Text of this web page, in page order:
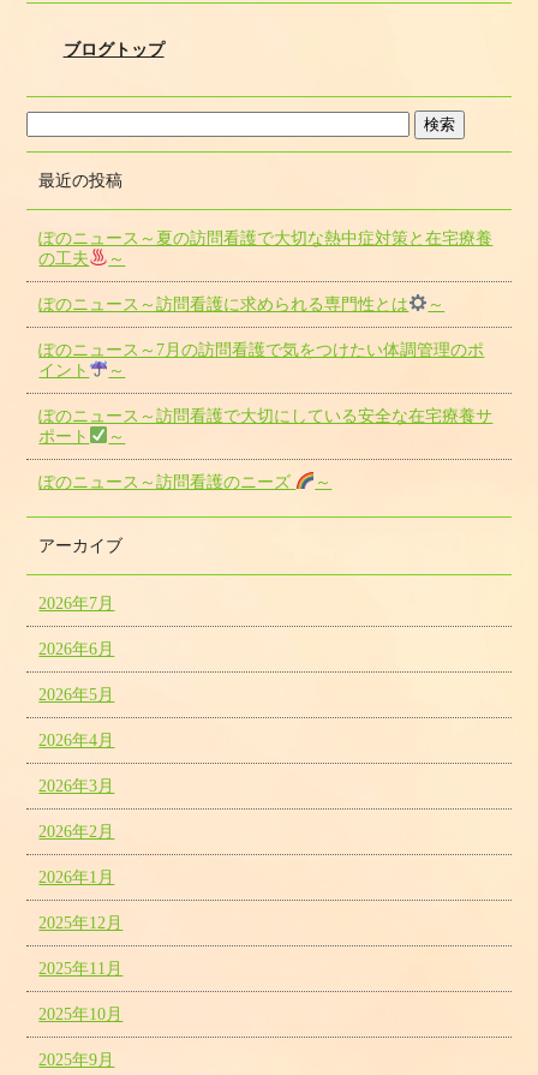
ブログトップ
最近の投稿
ぽのニュース～夏の訪問看護で大切な熱中症対策と在宅療養
の工夫
～
ぽのニュース～訪問看護に求められる専門性とは ～
ぽのニュース～7月の訪問看護で気をつけたい体調管理のポ
イント
～
ぽのニュース～訪問看護で大切にしている安全な在宅療養サ
ポート
～
ぽのニュース～訪問看護のニーズ ～
アーカイブ
2026年7月
2026年6月
2026年5月
2026年4月
2026年3月
2026年2月
2026年1月
2025年12月
2025年11月
2025年10月
2025年9月